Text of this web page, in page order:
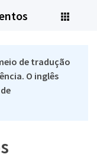
de tradução
O inglês